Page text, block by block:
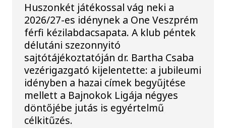
Huszonkét játékossal vág neki a
2026/27-es idénynek a One Veszprém
férfi kézilabdacsapata. A klub péntek
délutáni szezonnyitó
sajtótájékoztatóján dr. Bartha Csaba
vezérigazgató kijelentette: a jubileumi
idényben a hazai címek begyűjtése
mellett a Bajnokok Ligája négyes
döntőjébe jutás is egyértelmű
célkitűzés.